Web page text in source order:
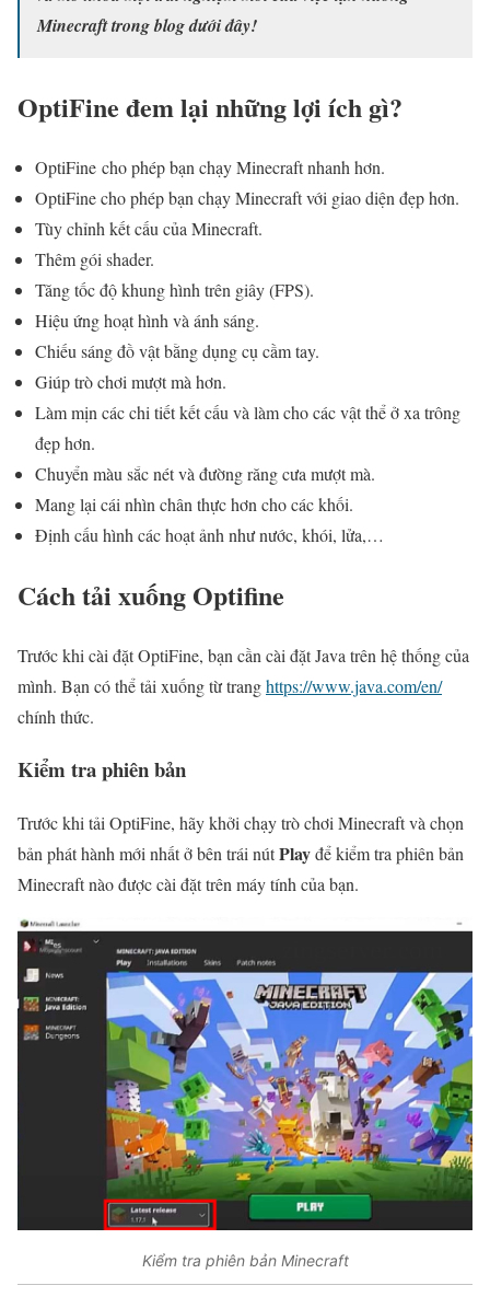
Minecraft trong blog dưới đây!
OptiFine đem lại những lợi ích gì?
OptiFine cho phép bạn chạy Minecraft nhanh hơn.
OptiFine cho phép bạn chạy Minecraft với giao diện đẹp hơn.
Tùy chỉnh kết cấu của Minecraft.
Thêm gói shader.
Tăng tốc độ khung hình trên giây (FPS).
Hiệu ứng hoạt hình và ánh sáng.
Chiếu sáng đồ vật bằng dụng cụ cầm tay.
Giúp trò chơi mượt mà hơn.
Làm mịn các chi tiết kết cấu và làm cho các vật thể ở xa trông
đẹp hơn.
Chuyển màu sắc nét và đường răng cưa mượt mà.
Mang lại cái nhìn chân thực hơn cho các khối.
Định cấu hình các hoạt ảnh như nước, khói, lửa,…
Cách tải xuống Optifine
Trước khi cài đặt OptiFine, bạn cần cài đặt Java trên hệ thống của
mình. Bạn có thể tải xuống từ tranghttps://www.java.com/en/
chính thức.
Kiểm tra phiên bản
Trước khi tải OptiFine, hãy khởi chạy trò chơi Minecraft và chọn
bản phát hành mới nhất ở bên trái nútPlayđể kiểm tra phiên bản
Minecraft nào được cài đặt trên máy tính của bạn.
Kiểm tra phiên bản Minecraft